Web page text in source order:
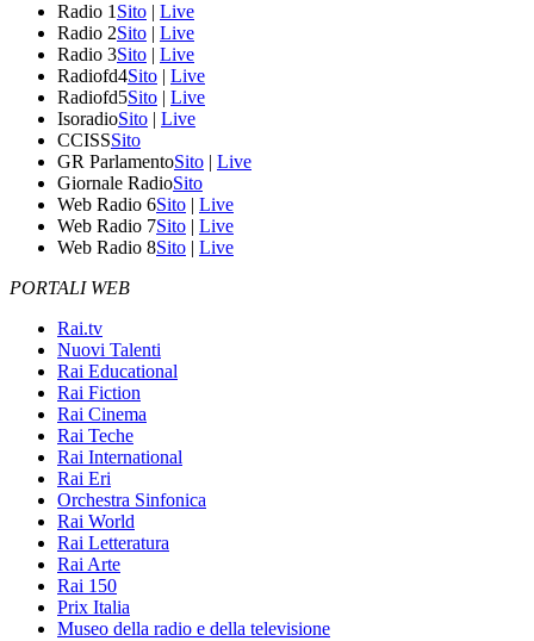
Radio 1 Sito | Live
Radio 2Sito | Live
Radio 3Sito | Live
Radiofd4Sito | Live
Radiofd5Sito | Live
IsoradioSito | Live
CCISSSito
GR ParlamentoSito | Live
Giornale RadioSito
Web Radio 6Sito | Live
Web Radio 7Sito | Live
Web Radio 8Sito | Live
PORTALI WEB
Rai.tv
Nuovi Talenti
Rai Educational
Rai Fiction
Rai Cinema
Rai Teche
Rai International
Rai Eri
Orchestra Sinfonica
Rai World
Rai Letteratura
Rai Arte
Rai 150
Prix Italia
Museo della radio e della televisione